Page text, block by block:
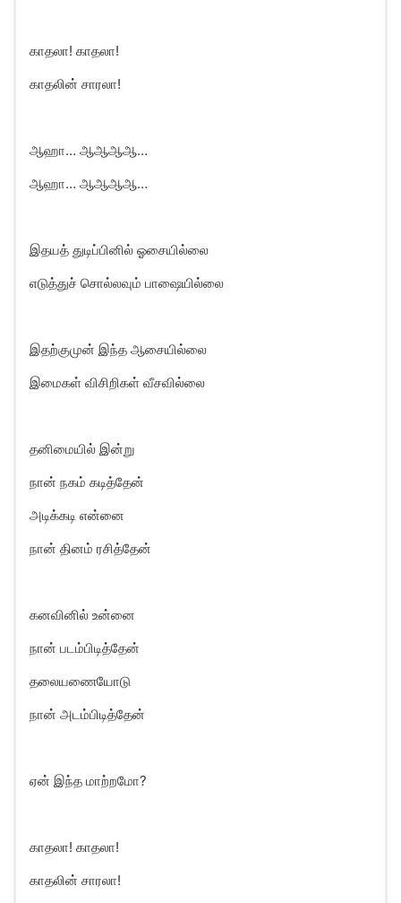
காதலா! காதலா!
காதலின் சாரலா!
ஆஹா… ஆஆஆஆ…
ஆஹா… ஆஆஆஆ…
இதயத் துடிப்பினில் ஓசையில்லை
எடுத்துச் சொல்லவும் பாஷையில்லை
இதற்குமுன் இந்த ஆசையில்லை
இமைகள் விசிறிகள் வீசவில்லை
தனிமையில் இன்று
நான் நகம் கடித்தேன்
அடிக்கடி என்னை
நான் தினம் ரசித்தேன்
கனவினில் உன்னை
நான் படம்பிடித்தேன்
தலையணையோடு
நான் அடம்பிடித்தேன்
ஏன் இந்த மாற்றமோ?
காதலா! காதலா!
காதலின் சாரலா!